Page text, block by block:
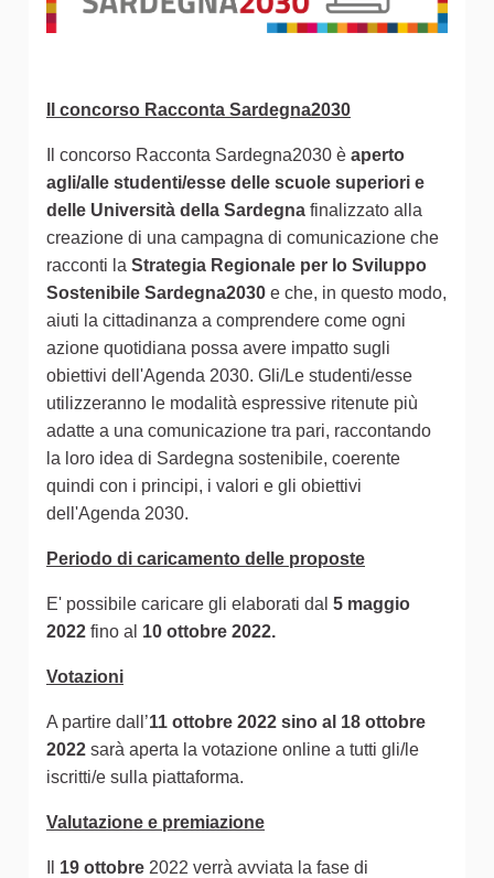
Il concorso Racconta Sardegna2030
Il concorso Racconta Sardegna2030 è aperto
agli/alle studenti/esse delle scuole superiori e
delle Università della Sardegna finalizzato alla
creazione di una campagna di comunicazione che
racconti la Strategia Regionale per lo Sviluppo
Sostenibile Sardegna2030 e che, in questo modo,
aiuti la cittadinanza a comprendere come ogni
azione quotidiana possa avere impatto sugli
obiettivi dell'Agenda 2030. Gli/Le studenti/esse
utilizzeranno le modalità espressive ritenute più
adatte a una comunicazione tra pari, raccontando
la loro idea di Sardegna sostenibile, coerente
quindi con i principi, i valori e gli obiettivi
dell'Agenda 2030.
Periodo di caricamento delle proposte
E' possibile caricare gli elaborati dal 5 maggio
2022 fino al 10 ottobre 2022.
Votazioni
A partire dall’11 ottobre 2022 sino al 18 ottobre
2022 sarà aperta la votazione online a tutti gli/le
iscritti/e sulla piattaforma.
Valutazione e premiazione
19 ottobre 2022 verrà avviata la fase di